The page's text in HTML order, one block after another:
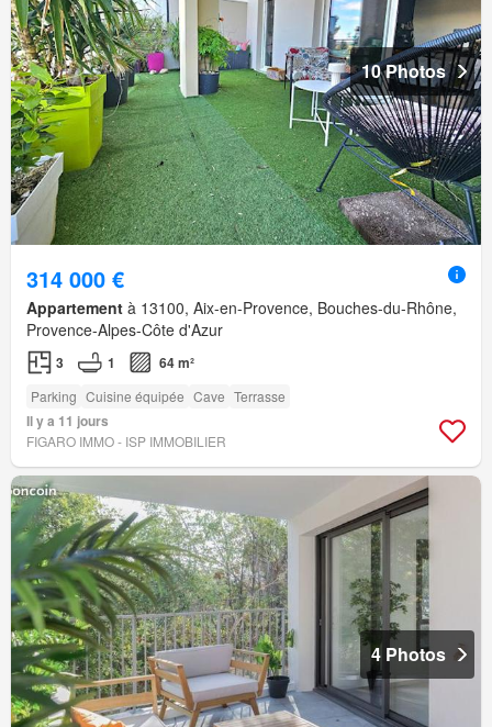
10 Photos
314 000 €
Appartement à 13100, Aix-en-Provence, Bouches-du-Rhône,
Provence-Alpes-Côte d'Azur
3 1 64 m²
Parking Cuisine équipée Cave Terrasse
Il y a 11 jours
FIGARO IMMO - ISP IMMOBILIER
4 Photos